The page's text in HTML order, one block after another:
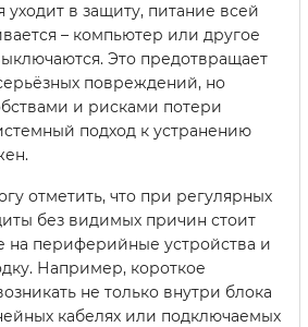
уходит в защиту, питание всей
– компьютер или другое
Это предотвращает
повреждений, но
и рисками потери
подход к устранению
отметить, что при регулярных
без видимых причин стоит
на периферийные устройства и
Например, короткое
не только внутри блока
кабелях или подключаемых